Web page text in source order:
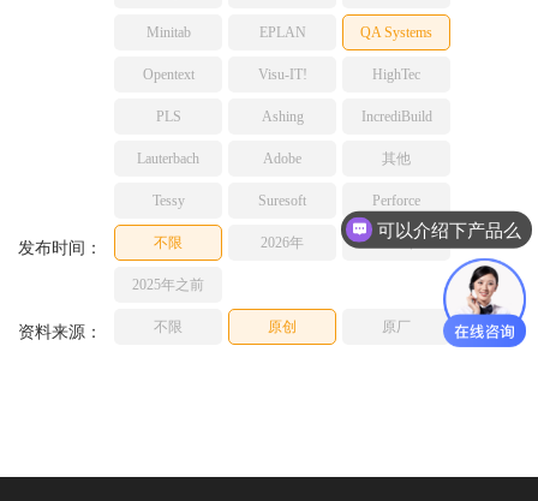
Minitab EPLAN QA Systems
Opentext Visu-IT! HighTec
PLS Ashing IncrediBuild
Lauterbach Adobe 其他
Tessy Suresoft Perforce
发布时间： 不限 2026年 2025年
2025年之前
资料来源： 不限 原创 原厂
可以介绍下产品么